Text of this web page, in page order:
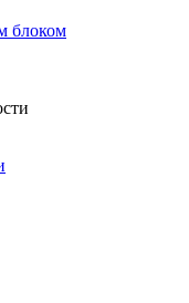
блоком